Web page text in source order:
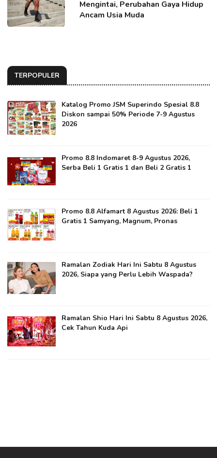
Mengintai, Perubahan Gaya Hidup
Ancam Usia Muda
TERPOPULER
Katalog Promo JSM Superindo Spesial 8.8
Diskon sampai 50% Periode 7-9 Agustus
2026
Promo 8.8 Indomaret 8-9 Agustus 2026,
Serba Beli 1 Gratis 1 dan Beli 2 Gratis 1
Promo 8.8 Alfamart 8 Agustus 2026: Beli 1
Gratis 1 Samyang, Magnum, Pronas
Ramalan Zodiak Hari Ini Sabtu 8 Agustus
2026, Siapa yang Perlu Lebih Waspada?
Ramalan Shio Hari Ini Sabtu 8 Agustus 2026,
Cek Tahun Kuda Api